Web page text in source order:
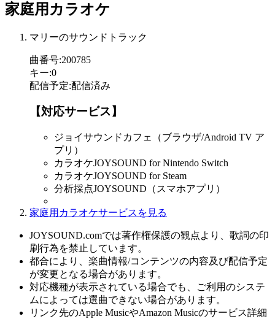
家庭用カラオケ
マリーのサウンドトラック
曲番号:200785
キー:0
配信予定:配信済み
【対応サービス】
ジョイサウンドカフェ（ブラウザ/Android TV ア
プリ）
カラオケJOYSOUND for Nintendo Switch
カラオケJOYSOUND for Steam
分析採点JOYSOUND（スマホアプリ）
家庭用カラオケサービスを見る
JOYSOUND.comでは著作権保護の観点より、歌詞の印
刷行為を禁止しています。
都合により、楽曲情報/コンテンツの内容及び配信予定
が変更となる場合があります。
対応機種が表示されている場合でも、ご利用のシステ
ムによっては選曲できない場合があります。
リンク先のApple MusicやAmazon Musicのサービス詳細